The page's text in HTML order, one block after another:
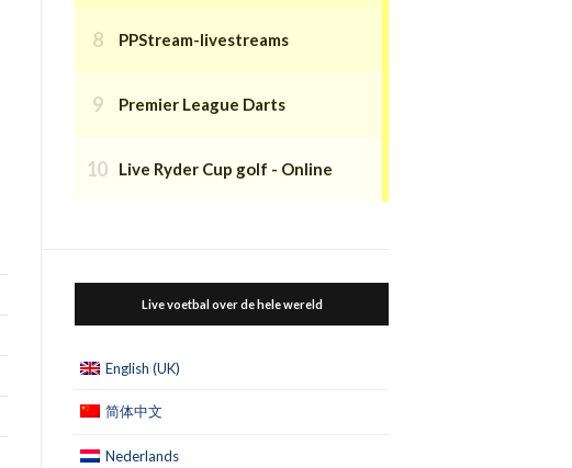
PPStream-livestreams
Premier League Darts
Live Ryder Cup golf - Online
Live voetbal over de hele wereld
English (UK)
简体中文
Nederlands